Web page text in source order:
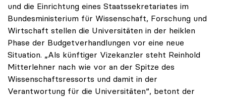
und die Einrichtung eines Staatssekretariates im
Bundesministerium für Wissenschaft, Forschung und
Wirtschaft stellen die Universitäten in der heiklen
Phase der Budgetverhandlungen vor eine neue
Situation. „Als künftiger Vizekanzler steht Reinhold
Mitterlehner nach wie vor an der Spitze des
Wissenschaftsressorts und damit in der
Verantwortung für die Universitäten“, betont der